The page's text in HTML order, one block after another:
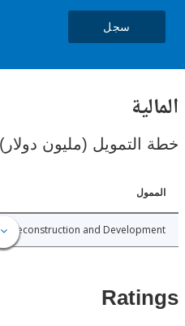
(مليون دولار)
Bank for Reconstruction and